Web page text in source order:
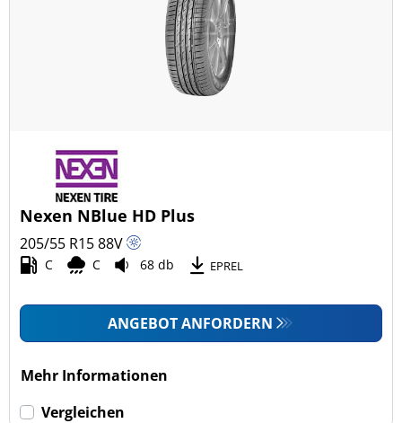
Nexen NBlue HD Plus
205/55 R1588V
C C 68 db EPREL
ANGEBOT ANFORDERN
Mehr Informationen
Vergleichen